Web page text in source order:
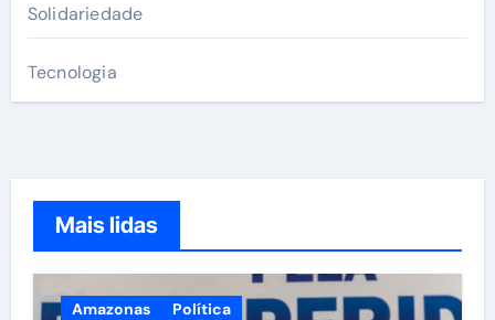
Solidariedade
Tecnologia
Mais lidas
Amazonas Política